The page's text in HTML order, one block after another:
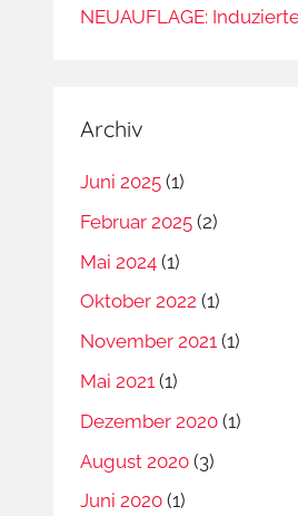
NEUAUFLAGE:
Archiv
Juni 2025 (1)
Februar 2025 (2)
Mai 2024 (1)
Oktober 2022 (1)
November 2021 (1)
Mai 2021 (1)
Dezember 2020 (1)
August 2020 (3)
Juni 2020 (1)